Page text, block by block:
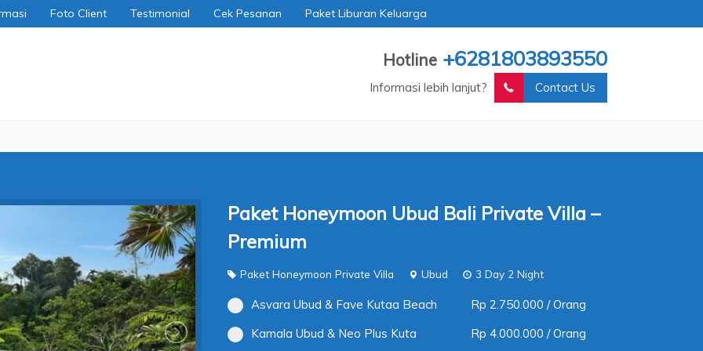
Foto Client Testimonial Cek Pesanan Paket Liburan Keluarga
Hotline +6281803893550
Informasi lebih lanjut? Contact Us
Paket Honeymoon Ubud Bali Private Villa –
Premium
Paket Honeymoon Private Villa Ubud 3 Day 2 Night
Asvara Ubud & Fave Kutaa Beach
Rp 2.750.000 / Orang
Kamala Ubud & Neo Plus Kuta
Rp 4.000.000 / Orang